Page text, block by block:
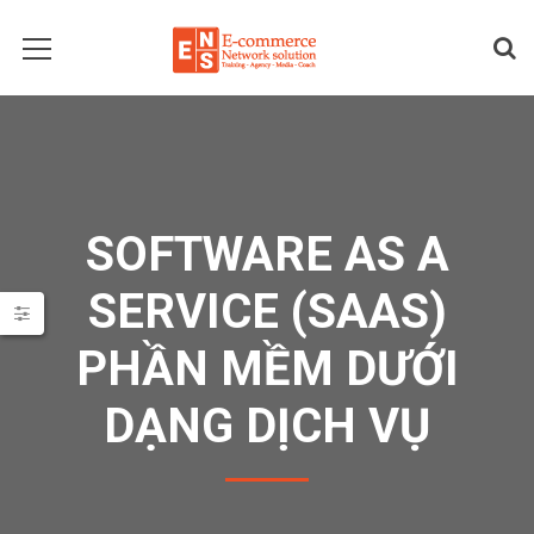
SOFTWARE AS A
SERVICE (SAAS)
PHẦN MỀM DƯỚI
DẠNG DỊCH VỤ